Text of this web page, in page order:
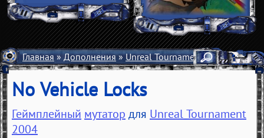
Главная»Дополнения»Unreal Tournament 2004»
No Vehicle Locks
Геймплейный мутатор для Unreal Tournament
2004